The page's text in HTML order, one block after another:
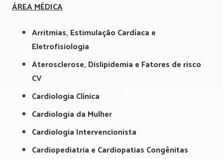
ÁREA MÉDICA
Arritmias, Estimulação Cardíaca e
Eletrofisiologia
Aterosclerose, Dislipidemia e Fatores de risco
CV
Cardiologia Clínica
Cardiologia da Mulher
Cardiologia Intervencionista
Cardiopediatria e Cardiopatias Congênitas